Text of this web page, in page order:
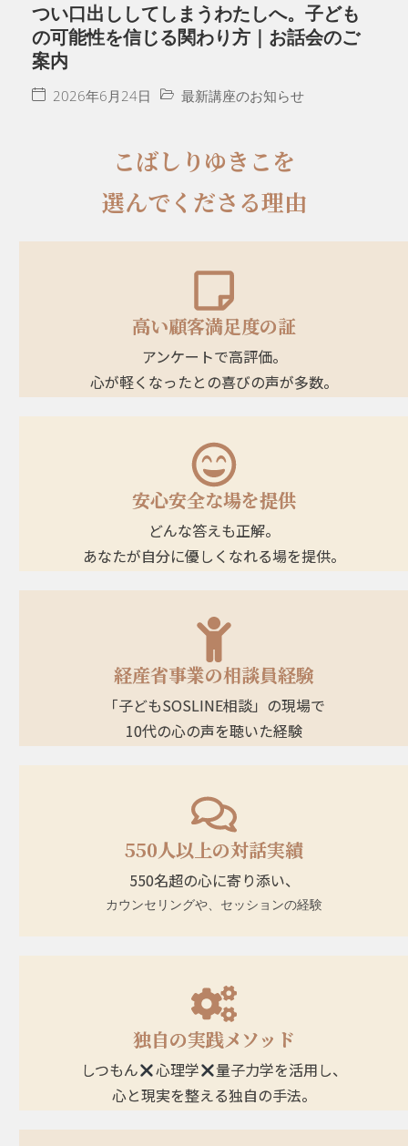
つい口出ししてしまうわたしへ。子ども
の可能性を信じる関わり方｜お話会のご
案内
2026年6月24日 最新講座のお知らせ
こばしりゆきこを
選んでくださる理由
高い顧客満足度の証
アンケートで高評価。
心が軽くなったとの喜びの声が多数。
安心安全な場を提供
どんな答えも正解。
あなたが自分に優しくなれる場を提供。
経産省事業の相談員経験
「子どもSOSLINE相談」の現場で
10代の心の声を聴いた経験
550人以上の対話実績
550名超の心に寄り添い、
カウンセリングや、セッションの経験
独自の実践メソッド
しつもん 心理学
量子力学を活用し、
心と現実を整える独自の手法。